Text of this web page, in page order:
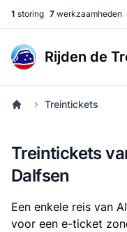
1 storing 7 werkzaamheden
Rijden de
Treintickets
Treintickets
Dalfsen
Een enkele reis van
voor een e-ticket